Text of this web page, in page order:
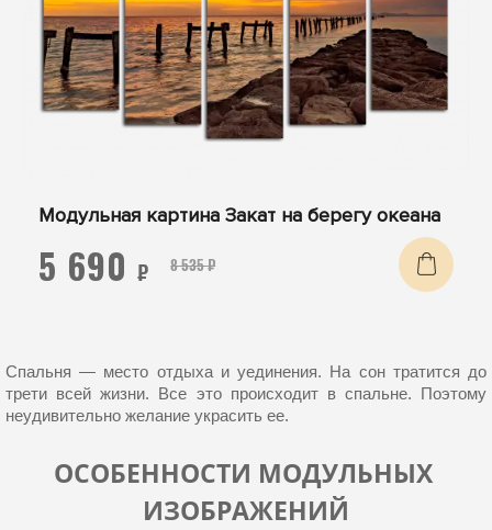
Модульная картина Закат на берегу океана
8 535 ₽
5 690 ₽
Спальня — место отдыха и уединения. На сон тратится до
трети всей жизни. Все это происходит в спальне. Поэтому
неудивительно желание украсить ее.
ОСОБЕННОСТИ МОДУЛЬНЫХ
ИЗОБРАЖЕНИЙ